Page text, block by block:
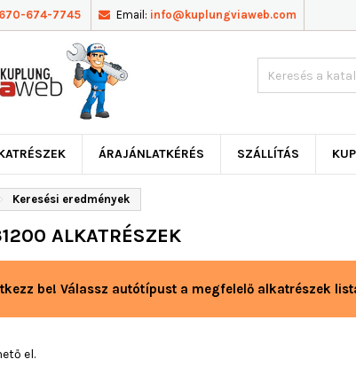
674-7745 Email: info@kuplungviaweb.com
ÁRAJÁNLATKÉRÉS SZÁLLÍTÁS
Keresési eredmények
ALKATRÉSZEK
be! Válassz autótípust a megfelelő alkatrészek
el.